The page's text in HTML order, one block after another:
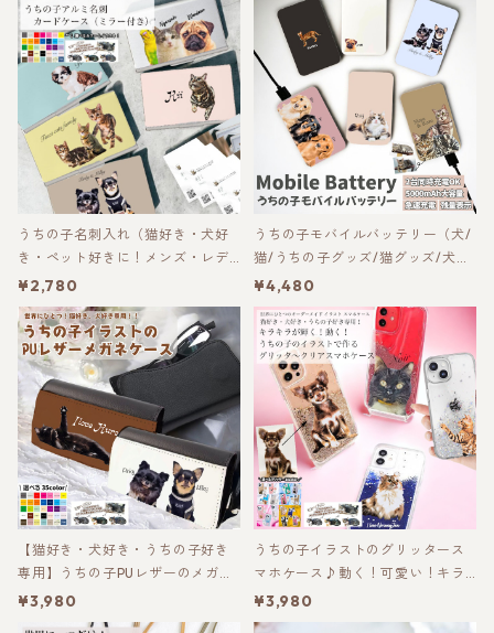
うちの子名刺入れ（猫好き・犬好
き・ペット好きに！メンズ・レデ
ィースへのプレゼントやギフト
に！バレンタイン・父の日・お誕
生日にもおすすめ！）
¥2,780
うちの子モバイルバッテリー（犬/
猫/うちの子グッズ/猫グッズ/犬グ
ッズ/うちの子オーダーメイド/プ
レゼント）5000mAh大容量！急
速充電！コンパクトかつ安心安
全！
¥4,480
【猫好き・犬好き・うちの子好き
専用】うちの子PUレザーのメガネ
ケース おしゃれで使いやすい！ペ
ット好き専用！メンズへのプレゼ
¥3,980
うちの子イラストのグリッタース
マホケース♪動く！可愛い！キラ
キラ輝く！愛猫・愛犬・お子様の
オリジナルイラストでお作りしま
¥3,980